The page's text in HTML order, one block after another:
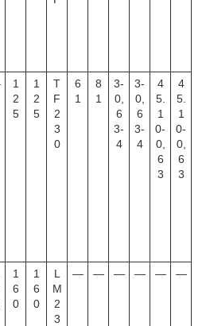
1
2
5
1
2
5
T
F
2
3
0
6
1
8
1
3-
0,
6
3-
4
3-
0,
6
3-
4
4
5.
1
0-
0,
6
3
4
5.
1
0-
0,
6
3
1
6
0
1
6
0
L
M
2
3
— — — — — —